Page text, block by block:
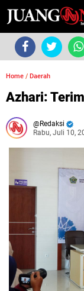
Home / Daerah
Azhari:
Redaksi
Rabu, Juli 10,